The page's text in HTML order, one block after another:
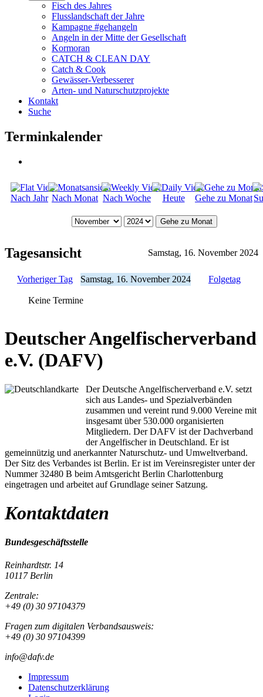
Fisch des Jahres
Flusslandschaft der Jahre
Kampagne #gehangeln
Angeln in der Mitte der Gesellschaft
Kormoran
CATCH & CLEAN DAY
Catch & Cook
Gewässer-Verbesserer
Arten- und Naturschutzprojekte
Kontakt
Suche
Terminkalender
Nach Jahr Nach Monat Nach Woche Heute Gehe zu Monat
Gehe zu Monat
Tagesansicht Samstag, 16. November 2024
Vorheriger Tag Samstag, 16. November 2024 Folgetag
Keine Termine
Deutscher Angelfischerverband
e.V. (DAFV)
Der Deutsche Angelfischerverband e.V. setzt
sich aus Landes- und Spezialverbänden
zusammen und vereint rund 9.000 Vereine mit
insgesamt über 530.000 organisierten
Mitgliedern. Der DAFV ist der Dachverband
der Angelfischer in Deutschland. Er ist
gemeinnützig und anerkannter Naturschutz- und Umweltverband.
Der Sitz des Verbandes ist Berlin. Er ist im Vereinsregister unter der
Nummer 32480 B beim Amtsgericht Berlin Charlottenburg
eingetragen und arbeitet auf Grundlage seiner Satzung.
Kontaktdaten
Bundesgeschäftsstelle
Reinhardtstr. 14
10117 Berlin
Zentrale:
+49 (0) 30 97104379
Fragen zum digitalen Verbandsausweis:
+49 (0) 30 97104399
info@dafv.de
Impressum
Datenschutzerklärung